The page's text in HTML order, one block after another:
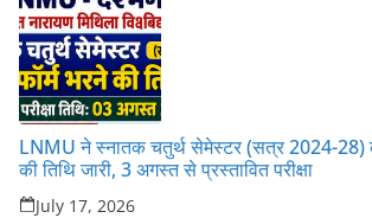
LNMU ने स्नातक चतुर्थ सेमेस्टर (सत्र 2024-28) के
की तिथि जारी, 3 अगस्त से प्रस्तावित परीक्षा
July 17, 2026